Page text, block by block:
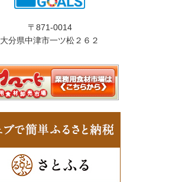
〒871-0014
大分県中津市一ツ松２６２